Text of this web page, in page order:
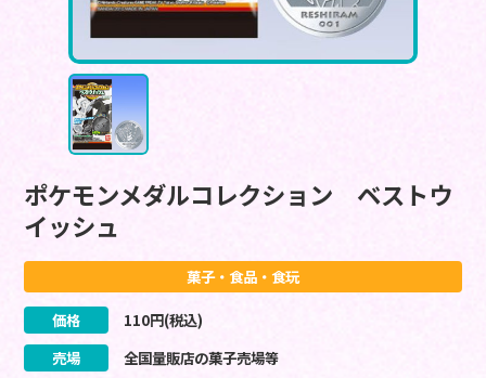
ポケモンメダルコレクション ベストウ
イッシュ
菓子・食品・食玩
価格 110円(税込)
売場
全国量販店の菓子売場等